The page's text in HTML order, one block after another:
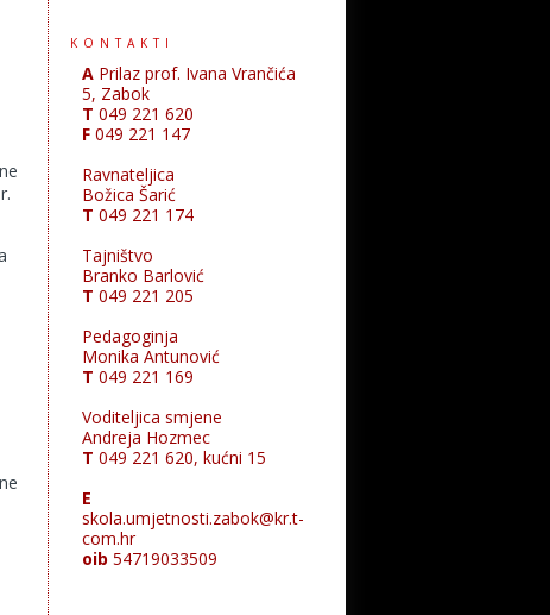
KONTAKTI
A Prilaz prof. Ivana Vrančića
5, Zabok
T 049 221 620
F 049 221 147
Ravnateljica
Božica Šarić
T 049 221 174
Tajništvo
Branko Barlović
T 049 221 205
Pedagoginja
Monika Antunović
T 049 221 169
Voditeljica smjene
Andreja Hozmec
T 049 221 620, kućni 15
E
skola.umjetnosti.zabok@kr.t-
com.hr
oib 54719033509